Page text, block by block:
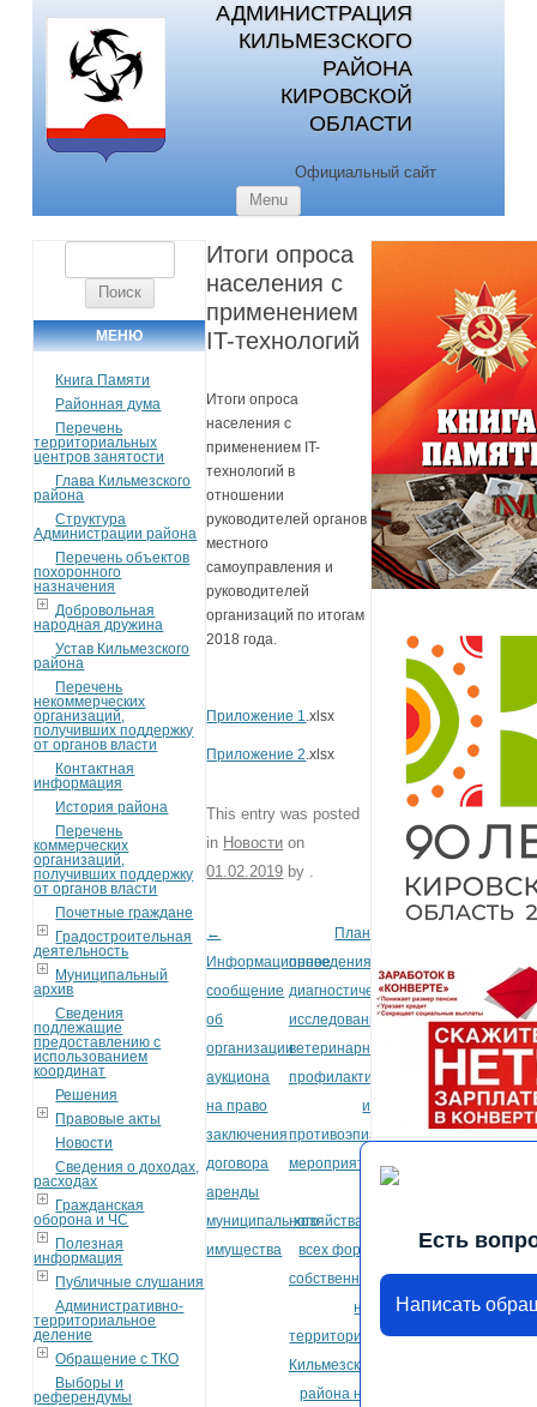
АДМИНИСТРАЦИЯ
КИЛЬМЕЗСКОГО
РАЙОНА
КИРОВСКОЙ
ОБЛАСТИ
Официальный сайт
Menu
МЕНЮ
Книга Памяти
Районная дума
Перечень
территориальных
центров занятости
Глава Кильмезского
района
Структура
Администрации района
Перечень объектов
похоронного
назначения
Добровольная
народная дружина
Устав Кильмезского
района
Перечень
некоммерческих
организаций,
получивших поддержку
от органов власти
Контактная
информация
История района
Перечень
коммерческих
организаций,
получивших поддержку
от органов власти
Почетные граждане
Градостроительная
деятельность
Муниципальный
архив
Сведения
подлежащие
предоставлению с
использованием
координат
Решения
Правовые акты
Новости
Сведения о доходах,
расходах
Гражданская
оборона и ЧС
Полезная
информация
Публичные слушания
Административно-
территориальное
деление
Обращение с ТКО
Выборы и
референдумы
Итоги опроса
населения с
применением
IT-технологий
Итоги опроса
населения с
применением IT-
технологий в
отношении
руководителей органов
местного
самоуправления и
руководителей
организаций по итогам
2018 года.
Приложение 1.xlsx
Приложение 2.xlsx
This entry was posted
in Новости on
01.02.2019 by
Post navigation
←
Информационное
сообщение
об
организации
аукциона
на право
заключения
договора
аренды
муниципального
имущества
План
проведения
диагностических
исследований,
ветеринарно-
профилактических
и
противоэпизоотических
мероприятий
хозяйствах
всех форм
собственности
на
территории
Кильмезского
района на
Есть
Написать